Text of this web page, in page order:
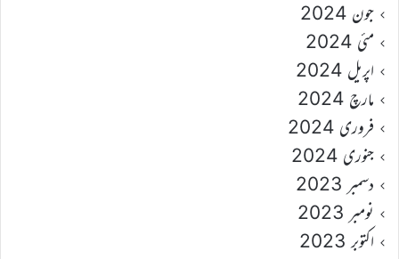
جون 2024
مئی 2024
اپریل 2024
مارچ 2024
فروری 2024
جنوری 2024
دسمبر 2023
نومبر 2023
اکتوبر 2023